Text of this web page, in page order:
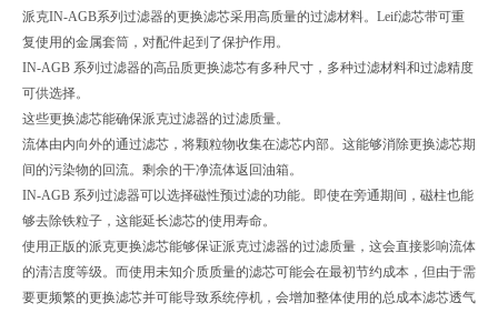
派克IN-AGB系列过滤器的更换滤芯采用高质量的过滤材料。Leif滤芯带可重
复使用的金属套筒，对配件起到了保护作用。
IN-AGB 系列过滤器的高品质更换滤芯有多种尺寸，多种过滤材料和过滤精度
可供选择。
这些更换滤芯能确保派克过滤器的过滤质量。
流体由内向外的通过滤芯，将颗粒物收集在滤芯内部。这能够消除更换滤芯期
间的污染物的回流。剩余的干净流体返回油箱。
IN-AGB 系列过滤器可以选择磁性预过滤的功能。即使在旁通期间，磁柱也能
够去除铁粒子，这能延长滤芯的使用寿命。
使用正版的派克更换滤芯能够保证派克过滤器的过滤质量，这会直接影响流体
的清洁度等级。而使用未知介质质量的滤芯可能会在最初节约成本，但由于需
要更频繁的更换滤芯并可能导致系统停机，会增加整体使用的总成本滤芯透气